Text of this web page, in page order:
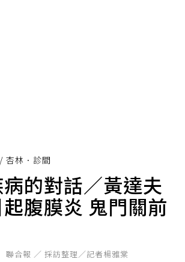
/ 杏林．診間
的對話／黃達夫
腹膜炎 鬼門關前
聯合報 ／ 採訪整理／記者楊雅棠